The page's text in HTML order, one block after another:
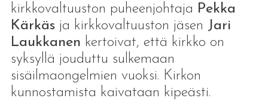
kirkkovaltuuston puheenjohtaja Pekka
Kärkäsja kirkkovaltuuston jäsen Jari
Laukkanen kertoivat, että kirkko on
syksyllä jouduttu sulkemaan
sisäilmaongelmien vuoksi. Kirkon
kunnostamista kaivataan kipeästi.